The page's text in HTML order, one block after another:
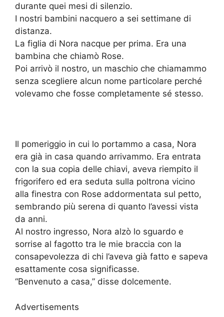
durante quei mesi di silenzio.
I nostri bambini nacquero a sei settimane di
distanza.
La figlia di Nora nacque per prima. Era una
bambina che chiamò Rose.
Poi arrivò il nostro, un maschio che chiamammo
senza scegliere alcun nome particolare perché
volevamo che fosse completamente sé stesso.
Il pomeriggio in cui lo portammo a casa, Nora
era già in casa quando arrivammo. Era entrata
con la sua copia delle chiavi, aveva riempito il
frigorifero ed era seduta sulla poltrona vicino
alla finestra con Rose addormentata sul petto,
sembrando più serena di quanto l’avessi vista
da anni.
Al nostro ingresso, Nora alzò lo sguardo e
sorrise al fagotto tra le mie braccia con la
consapevolezza di chi l’aveva già fatto e sapeva
esattamente cosa significasse.
“Benvenuto a casa,” disse dolcemente.
Advertisements